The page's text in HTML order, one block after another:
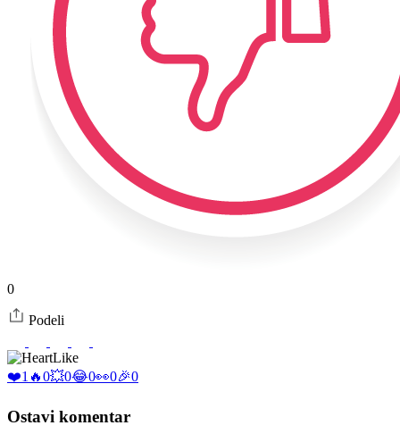
0
Podeli
Like
❤️1 🔥0💥0😂0👀0🎉0
Ostavi komentar